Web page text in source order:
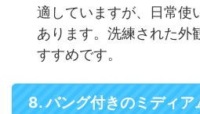
適していますが、日常使
あります。洗練された外
すすめです。
8. バング付きのミディア